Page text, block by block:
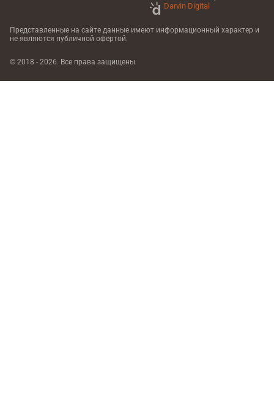
Darvin Digital
Представленные на сайте данные имеют информационный характер и
не являются публичной офертой.
© 2018 - 2026. Все права защищены